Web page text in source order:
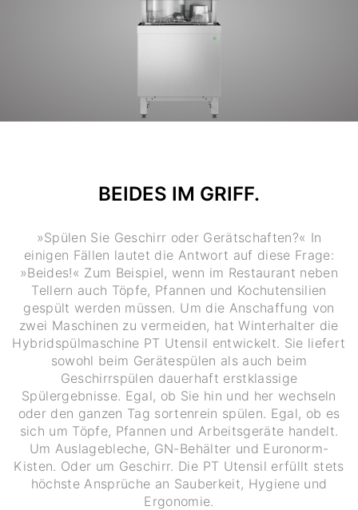
BEIDES IM GRIFF.
»Spülen Sie Geschirr oder Gerätschaften?« In
einigen Fällen lautet die Antwort auf diese Frage:
»Beides!« Zum Beispiel, wenn im Restaurant neben
Tellern auch Töpfe, Pfannen und Kochutensilien
gespült werden müssen. Um die Anschaffung von
zwei Maschinen zu vermeiden, hat Winterhalter die
Hybridspülmaschine PT Utensil entwickelt. Sie liefert
sowohl beim Gerätespülen als auch beim
Geschirrspülen dauerhaft erstklassige
Spülergebnisse. Egal, ob Sie hin und her wechseln
oder den ganzen Tag sortenrein spülen. Egal, ob es
sich um Töpfe, Pfannen und Arbeitsgeräte handelt.
Um Auslagebleche, GN-Behälter und Euronorm-
Kisten. Oder um Geschirr. Die PT Utensil erfüllt stets
höchste Ansprüche an Sauberkeit, Hygiene und
Ergonomie.